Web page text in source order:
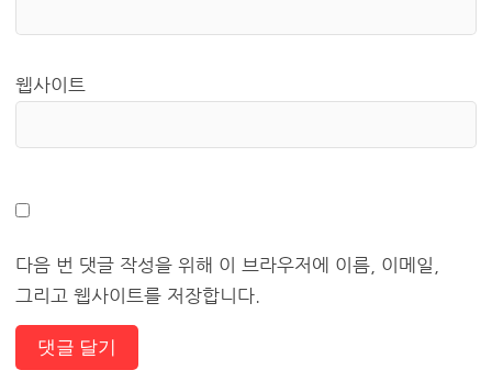
웹사이트
다음 번 댓글 작성을 위해 이 브라우저에 이름, 이메일,
그리고 웹사이트를 저장합니다.